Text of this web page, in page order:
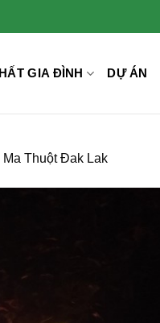
GIA ĐÌNH DỰ ÁN
Thuột Đak Lak